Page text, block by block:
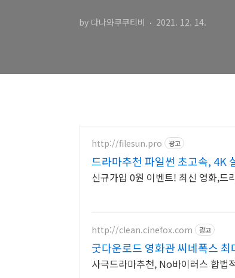
by 다나와쿠쿠티비 2021. 12. 14.
http://filesun.pro 광고
드라마추천 파일썬 초고속, 4K
신규가입 0원 이벤트! 최신 영화,드
http://clean.cinefox.com 광고
굿다운로드 영화관 씨네폭스
사극드라마추천, No바이러스 합법